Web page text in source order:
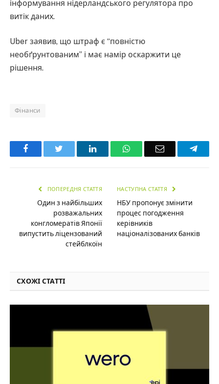
інформування нідерландського регулятора про
витік даних.
Uber заявив, що штраф є “повністю
необґрунтованим” і має намір оскаржити це
рішення.
Фінанси
Facebook LinkedInWhatsAppEmail
ПОПЕРЕДНЯ СТАТТЯ
Один з найбільших
розважальних
конгломератів Японії
випустить ліцензований
стейблкоїн
НАСТУПНА СТАТТЯ
НБУ пропонує змінити
процес погодження
керівників
націоналізованих банків
СХОЖІ СТАТТІ